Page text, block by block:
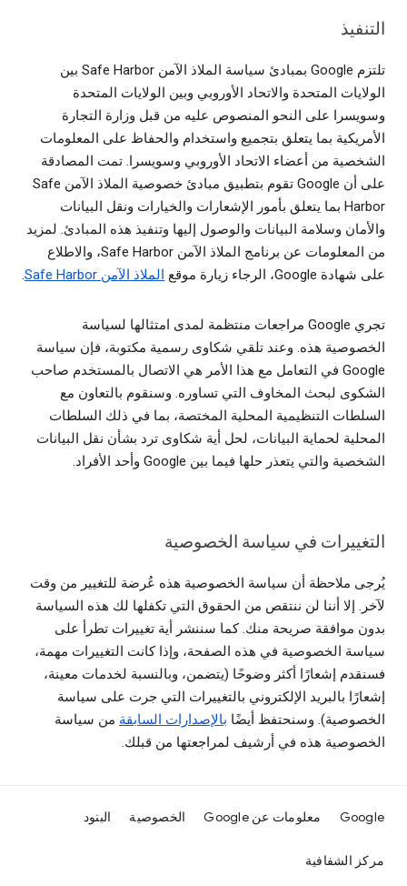
التنفيذ
تلتزم Google بمبادئ سياسة الملاذ الآمن Safe Harbor بين
الولايات المتحدة والاتحاد الأوروبي وبين الولايات المتحدة
وسويسرا على النحو المنصوص عليه من قبل وزارة التجارة
الأمريكية بما يتعلق بتجميع واستخدام والحفاظ على المعلومات
الشخصية من أعضاء الاتحاد الأوروبي وسويسرا. تمت المصادقة
على أن Google تقوم بتطبيق مبادئ خصوصية الملاذ الآمن Safe
Harbor بما يتعلق بأمور الإشعارات والخيارات ونقل البيانات
والأمان وسلامة البيانات والوصول إليها وتنفيذ هذه المبادئ. لمزيد
من المعلومات عن برنامج الملاذ الآمن Safe Harbor، والاطلاع
على شهادة Google، الرجاء زيارة موقع
الملاذ الآمن Safe Harbor .
تجري Google مراجعات منتظمة لمدى امتثالها لسياسة
الخصوصية هذه. وعند تلقي شكاوى رسمية مكتوبة، فإن سياسة
Google في التعامل مع هذا الأمر هي الاتصال بالمستخدم صاحب
الشكوى لبحث المخاوف التي تساوره. وسنقوم بالتعاون مع
السلطات التنظيمية المحلية المختصة، بما في ذلك السلطات
المحلية لحماية البيانات، لحل أية شكاوى ترد بشأن نقل البيانات
الشخصية والتي يتعذر حلها فيما بين Google وأحد الأفراد.
التغييرات في سياسة الخصوصية
يُرجى ملاحظة أن سياسة الخصوصية هذه عُرضة للتغيير من وقت
لآخر. إلا أننا لن ننتقص من الحقوق التي تكفلها لك هذه السياسة
بدون موافقة صريحة منك. كما سننشر أية تغييرات تطرأ على
سياسة الخصوصية في هذه الصفحة، وإذا كانت التغييرات مهمة،
فسنقدم إشعارًا أكثر وضوحًا (يتضمن، وبالنسبة لخدمات معينة،
إشعارًا بالبريد الإلكتروني بالتغييرات التي جرت على سياسة
الخصوصية). وسنحتفظ أيضًا بالإصدارات السابقة من سياسة
الخصوصية هذه في أرشيف لمراجعتها من قبلك.
Google معلومات عن Google الخصوصية البنود
مركز الشفافية